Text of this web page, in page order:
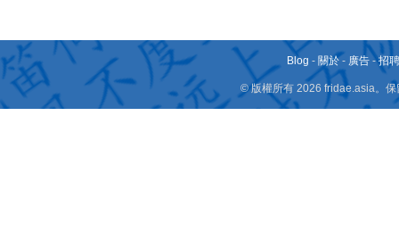
Blog - 關於 - 廣告 -招
© 版權所有 2026 fridae.asia。